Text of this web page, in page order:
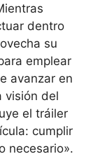
dentro
su
emplear
avanzar en
visión del
el tráiler
cumplir
necesario».